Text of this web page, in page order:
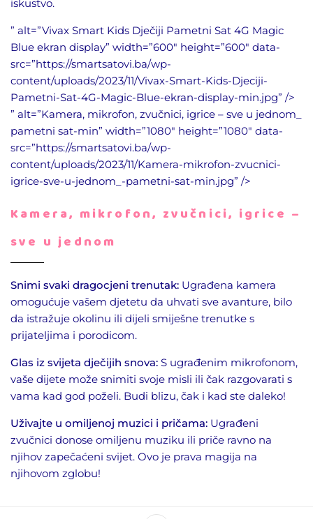
iskustvo.
” alt=”Vivax Smart Kids Dječiji Pametni Sat 4G Magic
Blue ekran display” width=”600″ height=”600″ data-
src=”https://smartsatovi.ba/wp-
content/uploads/2023/11/Vivax-Smart-Kids-Djeciji-
Pametni-Sat-4G-Magic-Blue-ekran-display-min.jpg” />
” alt=”Kamera, mikrofon, zvučnici, igrice – sve u jednom_
pametni sat-min” width=”1080″ height=”1080″ data-
src=”https://smartsatovi.ba/wp-
content/uploads/2023/11/Kamera-mikrofon-zvucnici-
igrice-sve-u-jednom_-pametni-sat-min.jpg” />
Kamera, mikrofon, zvučnici, igrice –
sve u jednom
Snimi svaki dragocjeni trenutak: Ugrađena kamera
omogućuje vašem djetetu da uhvati sve avanture, bilo
da istražuje okolinu ili dijeli smiješne trenutke s
prijateljima i porodicom.
Glas iz svijeta dječijih snova: S ugrađenim mikrofonom,
vaše dijete može snimiti svoje misli ili čak razgovarati s
vama kad god poželi. Budi blizu, čak i kad ste daleko!
Uživajte u omiljenoj muzici i pričama: Ugrađeni
zvučnici donose omiljenu muziku ili priče ravno na
njihov zapečaćeni svijet. Ovo je prava magija na
njihovom zglobu!